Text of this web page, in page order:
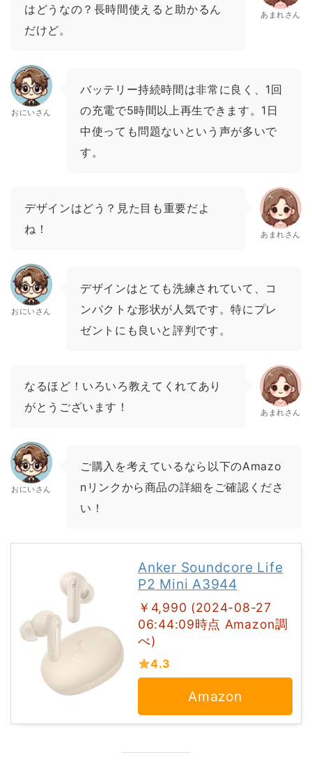
はどうなの？長時間使えると助かるん
だけど。
あまれさん
おにいさん
バッテリー持続時間は非常に良く、1回
の充電で5時間以上再生できます。1日
中使っても問題ないという声が多いで
す。
デザインはどう？見た目も重要だよ
ね！
あまれさん
おにいさん
デザインはとても洗練されていて、コ
ンパクトな形状が人気です。特にプレ
ゼントにも良いと評判です。
なるほど！いろいろ教えてくれてあり
がとうございます！
あまれさん
おにいさん
ご購入を考えているなら以下のAmazo
nリンクから商品の詳細をご確認くださ
い！
Anker Soundcore Life
P2 Mini A3944
￥4,990 (2024-08-27
06:44:09時点 Amazon調
べ)
4.3
Amazon